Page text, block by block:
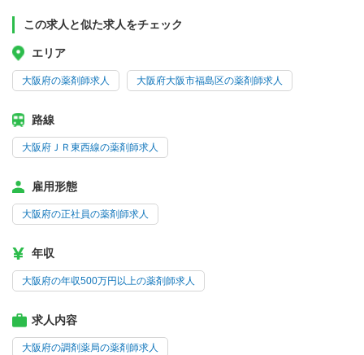
この求人と似た求人をチェック
エリア
大阪府の薬剤師求人 大阪府大阪市福島区の薬剤師求人
路線
大阪府ＪＲ東西線の薬剤師求人
雇用形態
大阪府の正社員の薬剤師求人
年収
大阪府の年収500万円以上の薬剤師求人
求人内容
大阪府の調剤薬局の薬剤師求人